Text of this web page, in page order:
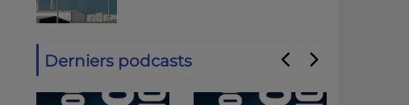
Derniers podcasts